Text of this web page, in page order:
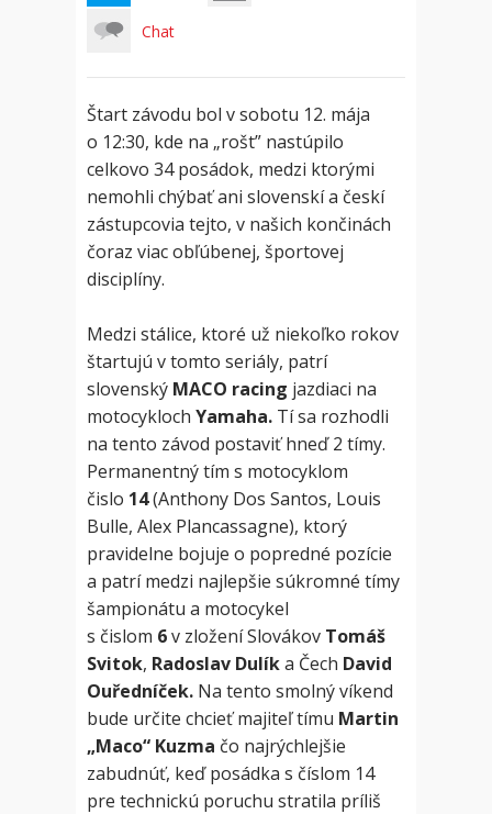
Chat
Štart závodu bol v sobotu 12. mája
o 12:30, kde na „rošt” nastúpilo
celkovo 34 posádok, medzi ktorými
nemohli chýbať ani slovenskí a českí
zástupcovia tejto, v našich končinách
čoraz viac obľúbenej, športovej
disciplíny.
Medzi stálice, ktoré už niekoľko rokov
štartujú v tomto seriály, patrí
slovenský MACO racing jazdiaci na
motocykloch Yamaha. Tí sa rozhodli
na tento závod postaviť hneď 2 tímy.
Permanentný tím s motocyklom
čislo 14(Anthony Dos Santos, Louis
Bulle, Alex Plancassagne), ktorý
pravidelne bojuje o popredné pozície
a patrí medzi najlepšie súkromné tímy
šampionátu a motocykel
s čislom 6v zložení Slovákov Tomáš
Svitok, Radoslav Dulíka Čech David
Ouředníček. Na tento smolný víkend
bude určite chcieť majiteľ tímu Martin
„Maco“ Kuzma čo najrýchlejšie
zabudnúť, keď posádka s číslom 14
pre technickú poruchu stratila príliš